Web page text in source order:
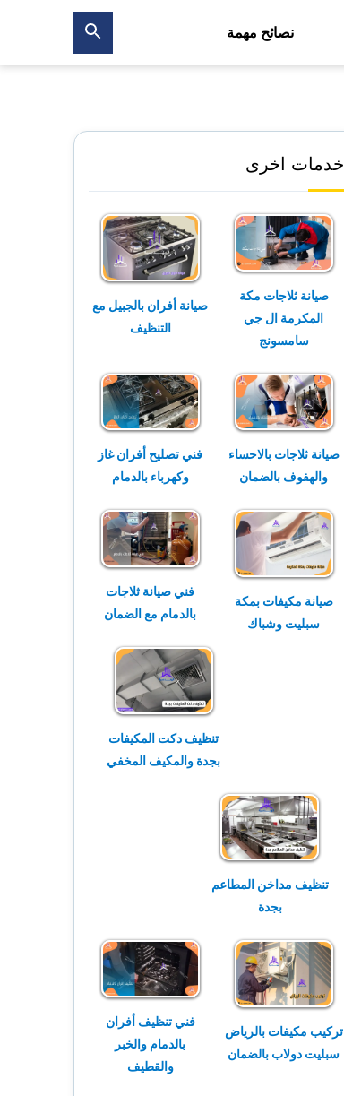
نصائح مهمة
بحث
عن
خدمات اخرى
صيانة ثلاجات مكة
المكرمة ال جي
سامسونج
صيانة أفران بالجبيل مع
التنظيف
صيانة ثلاجات بالاحساء
والهفوف بالضمان
فني تصليح أفران غاز
وكهرباء بالدمام
صيانة مكيفات بمكة
سبليت وشباك
فني صيانة ثلاجات
بالدمام مع الضمان
تنظيف دكت المكيفات
بجدة والمكيف المخفي
تنظيف مداخن المطاعم
بجدة
تركيب مكيفات بالرياض
سبليت دولاب بالضمان
فني تنظيف أفران
بالدمام والخبر
والقطيف